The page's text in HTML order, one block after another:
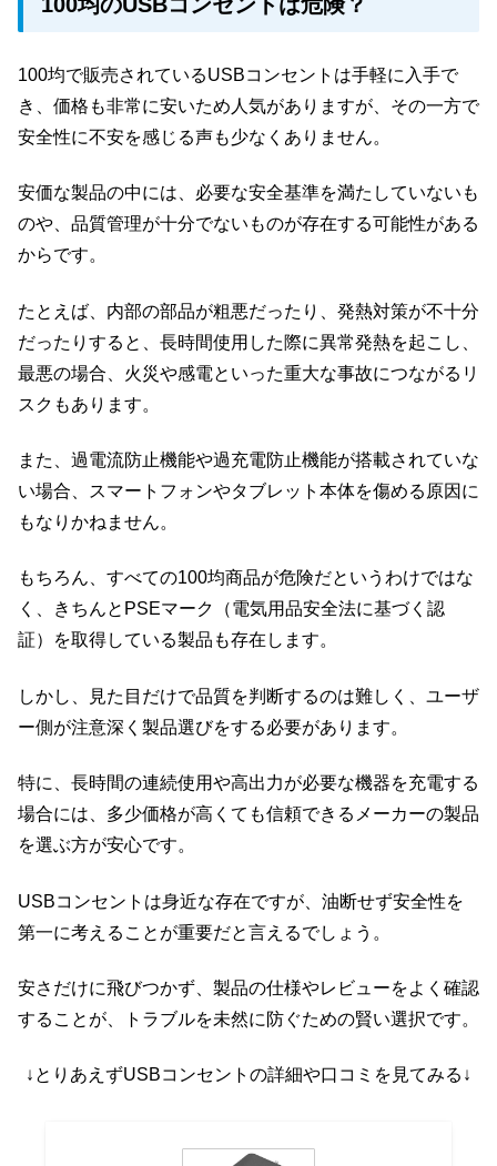
100均で販売されているUSBコンセントは手軽に入手で
き、価格も非常に安いため人気がありますが、その一方で
安全性に不安を感じる声も少なくありません。
安価な製品の中には、必要な安全基準を満たしていないも
のや、品質管理が十分でないものが存在する可能性がある
からです。
たとえば、内部の部品が粗悪だったり、発熱対策が不十分
だったりすると、長時間使用した際に異常発熱を起こし、
最悪の場合、火災や感電といった重大な事故につながるリ
スクもあります。
また、過電流防止機能や過充電防止機能が搭載されていな
い場合、スマートフォンやタブレット本体を傷める原因に
もなりかねません。
もちろん、すべての100均商品が危険だというわけではな
く、きちんとPSEマーク（電気用品安全法に基づく認
証）を取得している製品も存在します。
しかし、見た目だけで品質を判断するのは難しく、ユーザ
ー側が注意深く製品選びをする必要があります。
特に、長時間の連続使用や高出力が必要な機器を充電する
場合には、多少価格が高くても信頼できるメーカーの製品
を選ぶ方が安心です。
USBコンセントは身近な存在ですが、油断せず安全性を
第一に考えることが重要だと言えるでしょう。
安さだけに飛びつかず、製品の仕様やレビューをよく確認
することが、トラブルを未然に防ぐための賢い選択です。
↓とりあえずUSBコンセントの詳細や口コミを見てみる↓